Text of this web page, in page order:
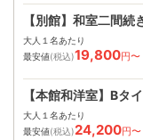
【別館】和室二間続
大人１名あたり
最安値(税込)19,800円〜
【本館和洋室】Bタ
大人１名あたり
最安値(税込)24,200円〜